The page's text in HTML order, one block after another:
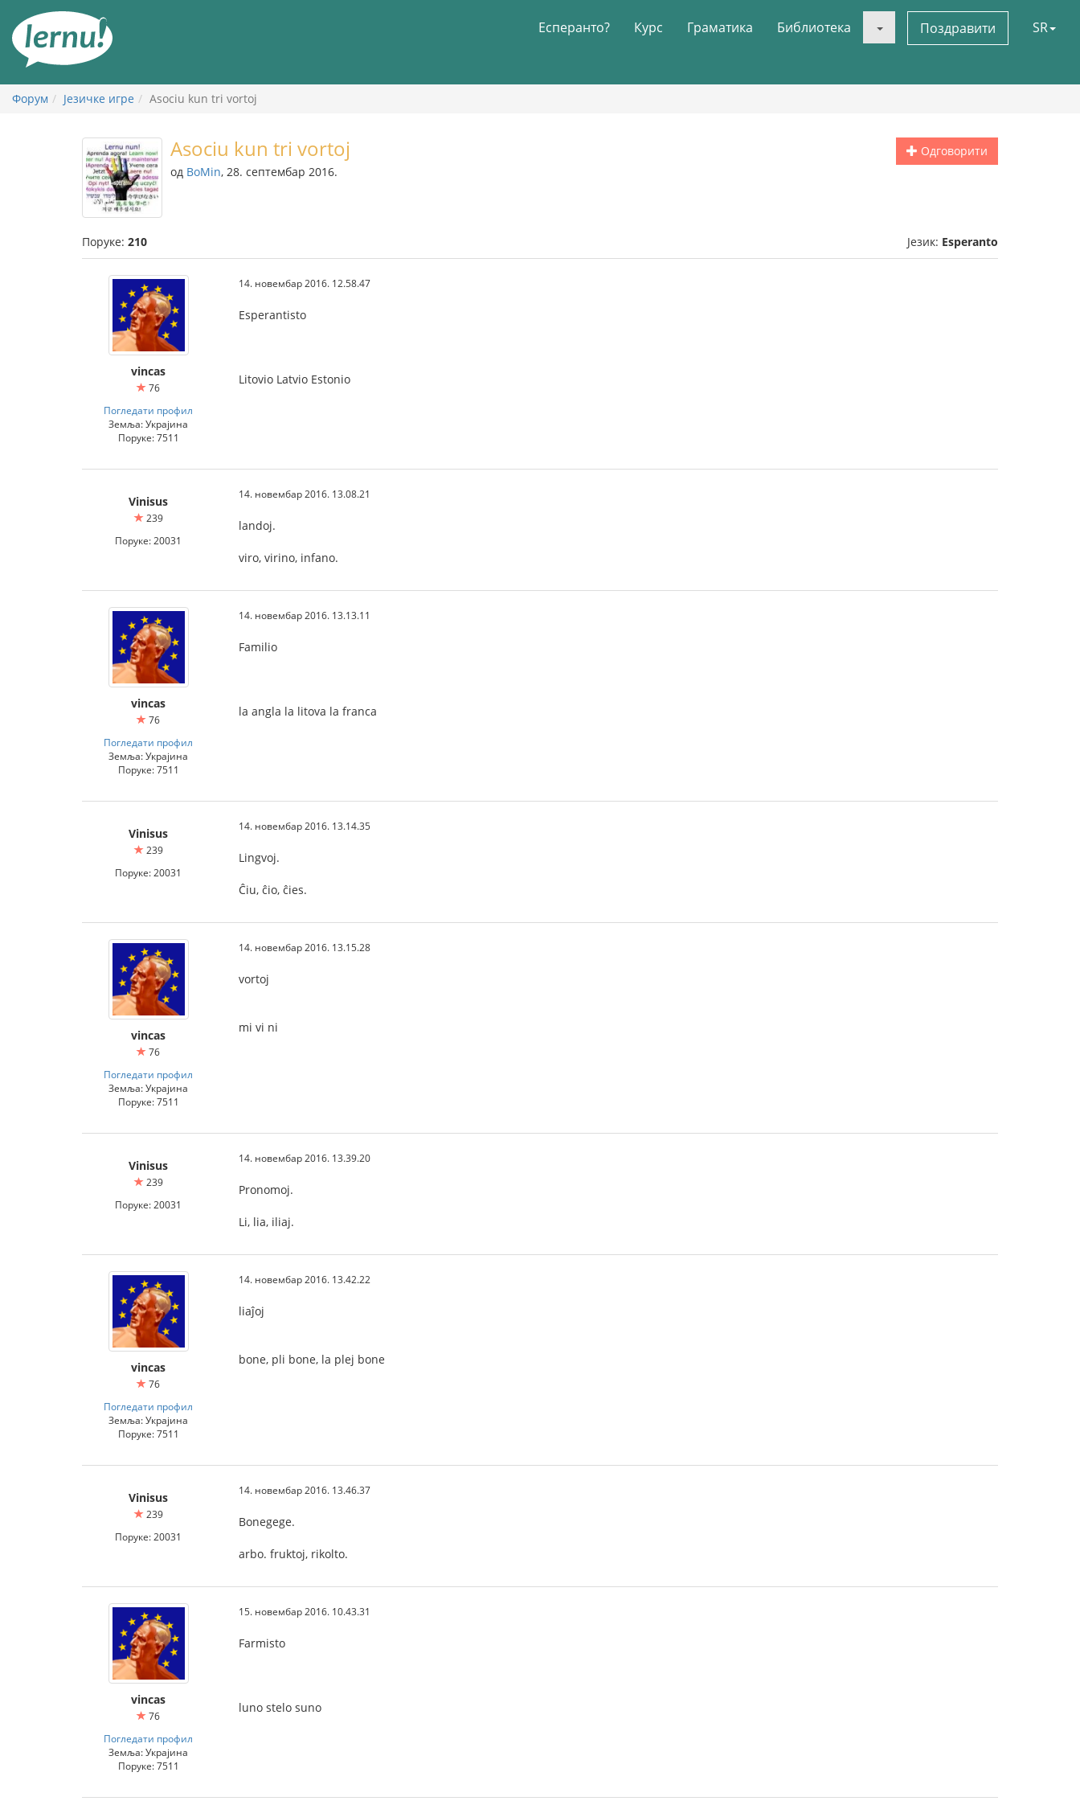
садржају
Есперанто? Курс Граматика Библиотека Поздравити SR
Форум Језичке игре Asociu kun tri vortoj
Одговорити
Asociu kun tri vortoj
од BoMin, 28. септембар 2016.
Поруке: 210 Језик: Esperanto
vincas
76
Погледати профил
Земља: Украјина
Поруке: 7511
14. новембар 2016. 12.58.47
Esperantisto
Litovio Latvio Estonio
Vinisus
239
Поруке: 20031
14. новембар 2016. 13.08.21
landoj.
viro, virino, infano.
vincas
76
Погледати профил
Земља: Украјина
Поруке: 7511
14. новембар 2016. 13.13.11
Familio
la angla la litova la franca
Vinisus
239
Поруке: 20031
14. новембар 2016. 13.14.35
Lingvoj.
Ĉiu, ĉio, ĉies.
vincas
76
Погледати профил
Земља: Украјина
Поруке: 7511
14. новембар 2016. 13.15.28
vortoj
mi vi ni
Vinisus
239
Поруке: 20031
14. новембар 2016. 13.39.20
Pronomoj.
Li, lia, iliaj.
vincas
76
Погледати профил
Земља: Украјина
Поруке: 7511
14. новембар 2016. 13.42.22
liaĵoj
bone, pli bone, la plej bone
Vinisus
239
Поруке: 20031
14. новембар 2016. 13.46.37
Bonegege.
arbo. fruktoj, rikolto.
vincas
76
Погледати профил
Земља: Украјина
Поруке: 7511
15. новембар 2016. 10.43.31
Farmisto
luno stelo suno